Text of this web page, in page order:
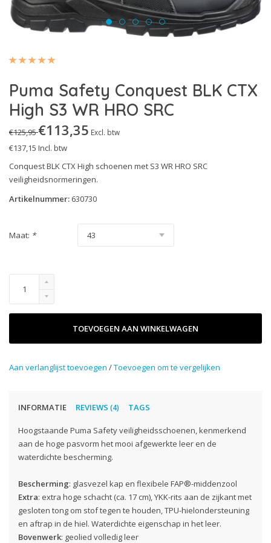
Technics Line
Urban Protect
White'n Service
Heritage
S3S
S7S
Uitleg Normering
Puma Safety Conquest BLK CTX
High S3 WR HRO SRC
€125,95€113,35 Excl. btw
€137,15 Incl. btw
Conquest BLK CTX High schoenen met S3 WR HRO SRC
veiligheidsnormeringen.
Artikelnummer: 630730
Maat: *
TOEVOEGEN AAN WINKELWAGEN
Aan verlanglijst toevoegen /Toevoegen om te vergelijken
INFORMATIE REVIEWS (4) TAGS
Hoogstaande Puma Safety veiligheidsschoenen, kenmerkend
aan de hoge pasvorm het mooi afgewerkte leer en de
waterdichte bescherming.
Bescherming: glasvezel kap en flexibele FAP®-middenzool
Extra: extra hoge schacht (ca. 17 cm), YKK-rits aan de zijkant met
gesloten tong om stof tegen te houden, TPU-hielondersteuning
en aftrap in de hiel. Waterdichte eigenschap in het leer.
Bovenwerk: geolied volledig leer